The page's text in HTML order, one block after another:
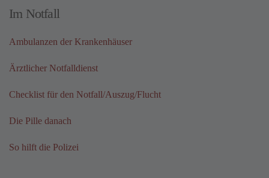
Im Notfall
Ambulanzen der Krankenhäuser
Ärztlicher Notfalldienst
Checklist für den Notfall/Auszug/Flucht
Die Pille danach
So hilft die Polizei